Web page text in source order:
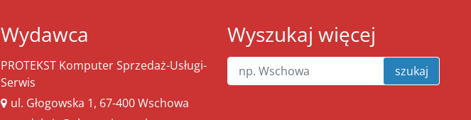
Wydawca
PROTEKST Komputer Sprzedaż-Usługi-
Serwis
ul. Głogowska 1, 67-400 Wschowa
Wyszukaj więcej
szukaj